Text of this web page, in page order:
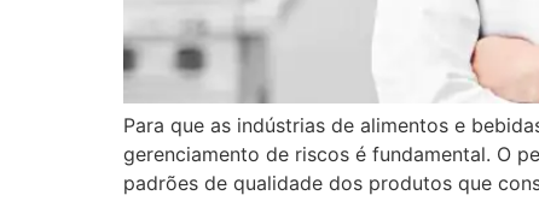
Para que as indústrias de alimentos e
gerenciamento de riscos é fundamental. O
padrões de qualidade dos produtos que